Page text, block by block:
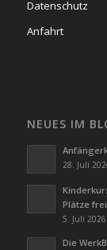
Datenschutz
Anfahrt
NEUES IM
28. Juli
Plätze frei
5. Juli
Die